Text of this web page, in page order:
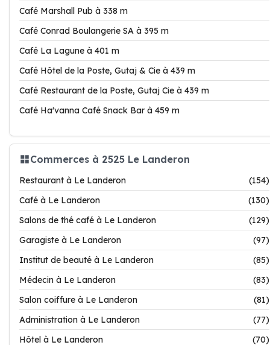
Café Marshall Pub à 338 m
Café Conrad Boulangerie SA à 395 m
Café La Lagune à 401 m
Café Hôtel de la Poste, Gutaj & Cie à 439 m
Café Restaurant de la Poste, Gutaj Cie à 439 m
Café Ha'vanna Café Snack Bar à 459 m
Commerces à 2525 Le Landeron
Restaurant à Le Landeron
(154)
Café à Le Landeron
(130)
Salons de thé café à Le Landeron
(129)
Garagiste à Le Landeron
(97)
Institut de beauté à Le Landeron
(85)
Médecin à Le Landeron
(83)
Salon coiffure à Le Landeron
(81)
Administration à Le Landeron
(77)
Hôtel à Le Landeron
(70)